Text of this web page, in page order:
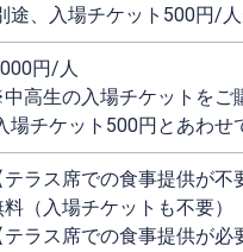
途、入場チケット500円/
円/人
高生の入場チケットをご
場チケット500円とあわせ
テラス席での食事提供が不
料（入場チケットも不要）
テラス席での食事提供が必